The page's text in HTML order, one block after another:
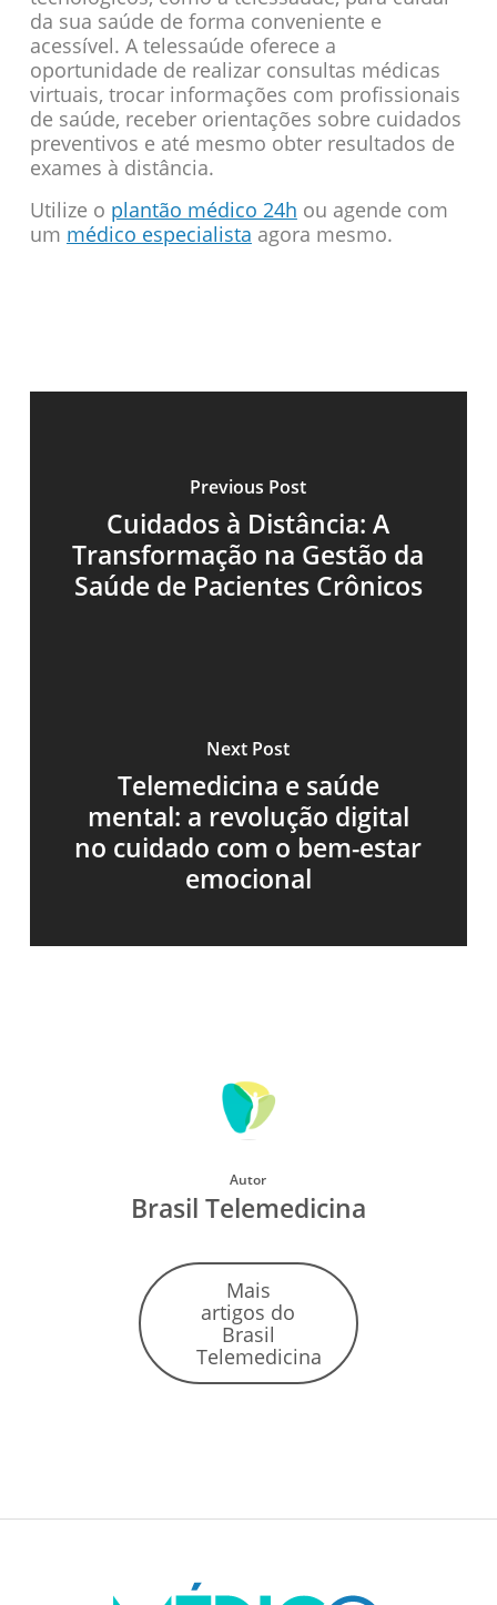
da sua saúde de forma conveniente e
acessível. A telessaúde oferece a
oportunidade de realizar consultas médicas
virtuais, trocar informações com profissionais
de saúde, receber orientações sobre cuidados
preventivos e até mesmo obter resultados de
exames à distância.
Utilize o plantão médico 24h ou agende com
um médico especialista agora mesmo.
Previous Post
Cuidados à Distância: A
Transformação na Gestão da
Saúde de Pacientes Crônicos
Next Post
Telemedicina e saúde
mental: a revolução digital
no cuidado com o bem-estar
emocional
Autor
Brasil Telemedicina
Mais
artigos do
Brasil
Telemedicina